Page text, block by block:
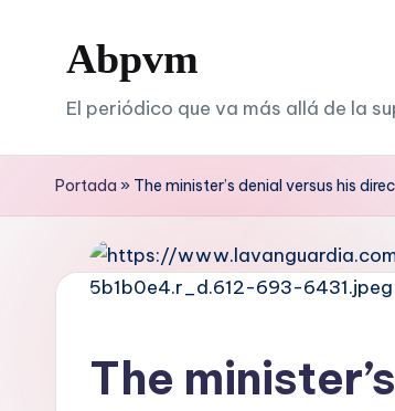
contenido
Abpvm
El periódico que va más allá de la
Portada » The minister’s denial versus his
The